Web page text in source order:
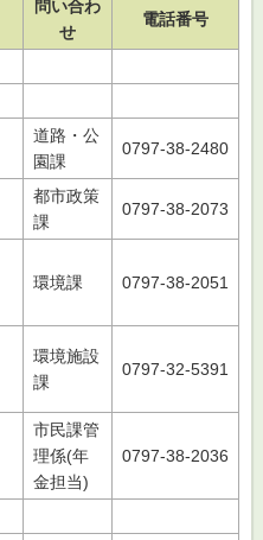
問い合わ
せ
電話番号
道路・公
園課
0797-38-2480
都市政策
課
0797-38-2073
環境課 0797-38-2051
環境施設
課
0797-32-5391
市民課管
理係(年
金担当)
0797-38-2036